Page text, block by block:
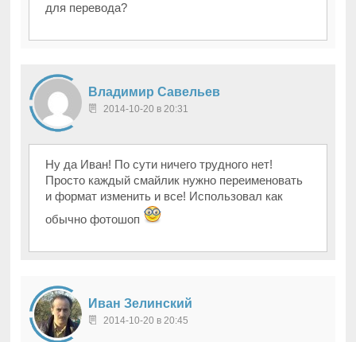
для перевода?
Владимир Савельев
2014-10-20 в 20:31
Ну да Иван! По сути ничего трудного нет!
Просто каждый смайлик нужно переименовать
и формат изменить и все! Использовал как
обычно фотошоп
Иван Зелинский
2014-10-20 в 20:45